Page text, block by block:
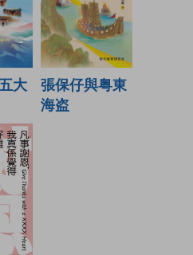
大
張保仔與粤東
海盗